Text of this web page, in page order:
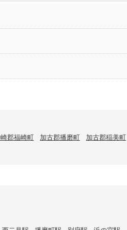
郡福崎町 加古郡播磨町 加古郡稲美町